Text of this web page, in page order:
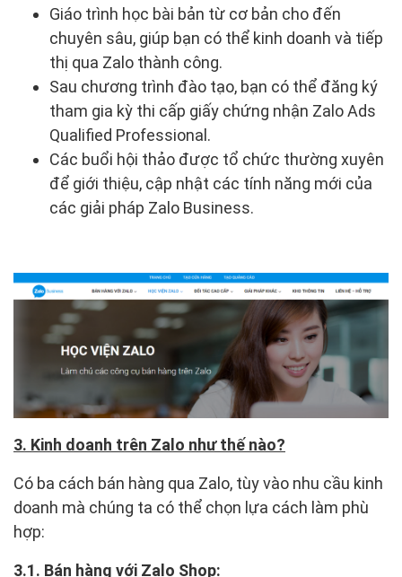
Giáo trình học bài bản từ cơ bản cho đến
chuyên sâu, giúp bạn có thể kinh doanh và tiếp
thị qua Zalo thành công.
Sau chương trình đào tạo, bạn có thể đăng ký
tham gia kỳ thi cấp giấy chứng nhận Zalo Ads
Qualified Professional.
Các buổi hội thảo được tổ chức thường xuyên
để giới thiệu, cập nhật các tính năng mới của
các giải pháp Zalo Business.
3. Kinh doanh trên Zalo như thế nào?
Có ba cách bán hàng qua Zalo, tùy vào nhu cầu kinh
doanh mà chúng ta có thể chọn lựa cách làm phù
hợp:
3.1. Bán hàng với Zalo Shop: